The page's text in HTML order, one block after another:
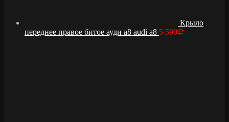
Крыло
переднее правое битое ауди а8 audi a8 5 590Р